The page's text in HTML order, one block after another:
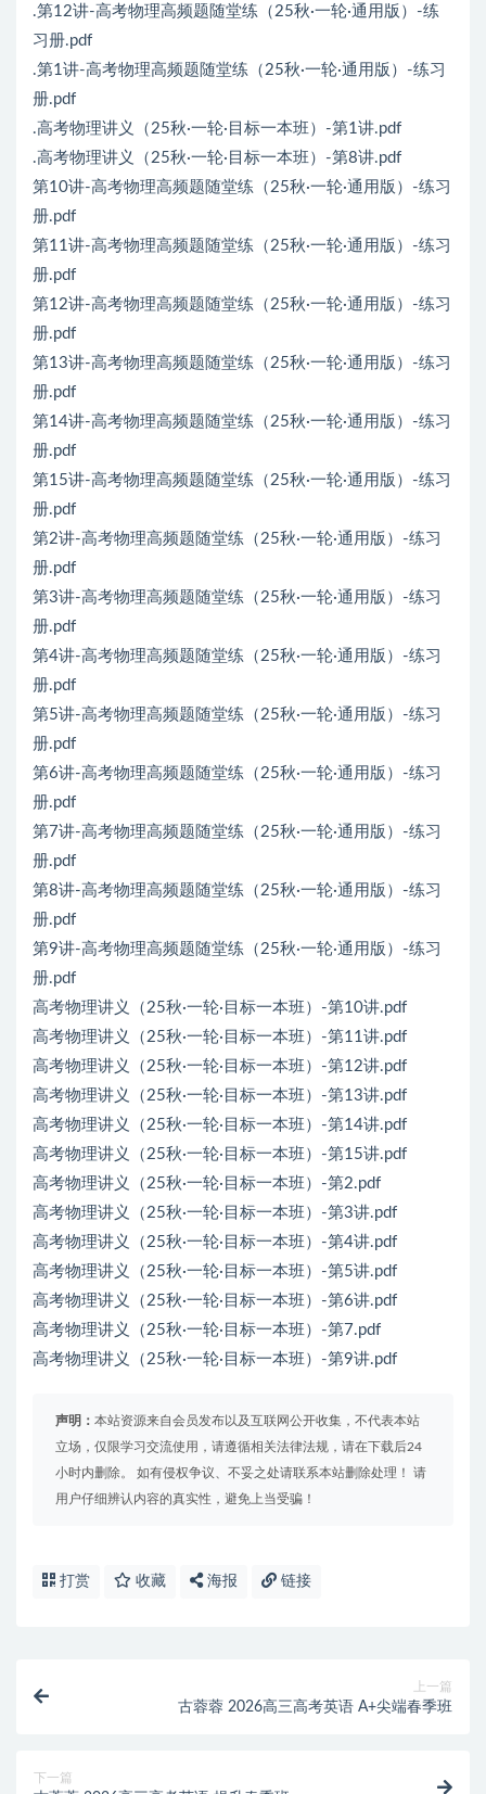
.第12讲-高考物理高频题随堂练（25秋·一轮·通用版）-练
习册.pdf
.第1讲-高考物理高频题随堂练（25秋·一轮·通用版）-练习
册.pdf
.高考物理讲义（25秋·一轮·目标一本班）-第1讲.pdf
.高考物理讲义（25秋·一轮·目标一本班）-第8讲.pdf
第10讲-高考物理高频题随堂练（25秋·一轮·通用版）-练习
册.pdf
第11讲-高考物理高频题随堂练（25秋·一轮·通用版）-练习
册.pdf
第12讲-高考物理高频题随堂练（25秋·一轮·通用版）-练习
册.pdf
第13讲-高考物理高频题随堂练（25秋·一轮·通用版）-练习
册.pdf
第14讲-高考物理高频题随堂练（25秋·一轮·通用版）-练习
册.pdf
第15讲-高考物理高频题随堂练（25秋·一轮·通用版）-练习
册.pdf
第2讲-高考物理高频题随堂练（25秋·一轮·通用版）-练习
册.pdf
第3讲-高考物理高频题随堂练（25秋·一轮·通用版）-练习
册.pdf
第4讲-高考物理高频题随堂练（25秋·一轮·通用版）-练习
册.pdf
第5讲-高考物理高频题随堂练（25秋·一轮·通用版）-练习
册.pdf
第6讲-高考物理高频题随堂练（25秋·一轮·通用版）-练习
册.pdf
第7讲-高考物理高频题随堂练（25秋·一轮·通用版）-练习
册.pdf
第8讲-高考物理高频题随堂练（25秋·一轮·通用版）-练习
册.pdf
第9讲-高考物理高频题随堂练（25秋·一轮·通用版）-练习
册.pdf
高考物理讲义（25秋·一轮·目标一本班）-第10讲.pdf
高考物理讲义（25秋·一轮·目标一本班）-第11讲.pdf
高考物理讲义（25秋·一轮·目标一本班）-第12讲.pdf
高考物理讲义（25秋·一轮·目标一本班）-第13讲.pdf
高考物理讲义（25秋·一轮·目标一本班）-第14讲.pdf
高考物理讲义（25秋·一轮·目标一本班）-第15讲.pdf
高考物理讲义（25秋·一轮·目标一本班）-第2.pdf
高考物理讲义（25秋·一轮·目标一本班）-第3讲.pdf
高考物理讲义（25秋·一轮·目标一本班）-第4讲.pdf
高考物理讲义（25秋·一轮·目标一本班）-第5讲.pdf
高考物理讲义（25秋·一轮·目标一本班）-第6讲.pdf
高考物理讲义（25秋·一轮·目标一本班）-第7.pdf
高考物理讲义（25秋·一轮·目标一本班）-第9讲.pdf
声明： 本站资源来自会员发布以及互联网公开收集，不代表本站
立场，仅限学习交流使用，请遵循相关法律法规，请在下载后24
小时内删除。 如有侵权争议、不妥之处请联系本站删除处理！ 请
用户仔细辨认内容的真实性，避免上当受骗！
打赏 收藏 海报 链接
上一篇
古蓉蓉 2026高三高考英语 A+尖端春季班
下一篇